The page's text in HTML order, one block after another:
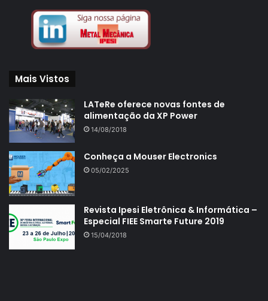
Mais Vistos
LATeRe oferece novas fontes de
alimentação da XP Power
14/08/2018
Conheça a Mouser Electronics
05/02/2025
Revista Ipesi Eletrônica & Informática –
Especial FIEE Smarte Future 2019
15/04/2018